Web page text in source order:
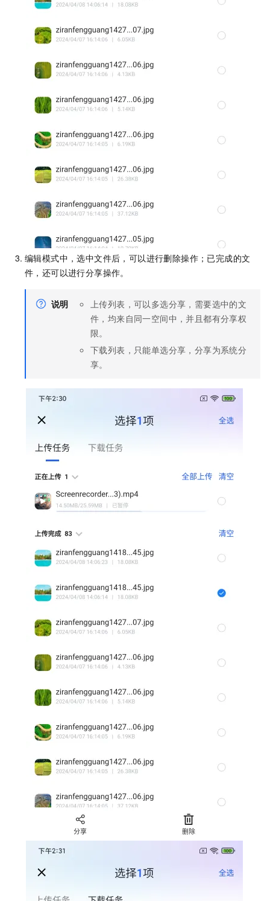
编辑模式中，选中文件后，可以进行删除操作；已完成的文
件，还可以进行分享操作。
说明
上传列表，可以多选分享，需要选中的文
件，均来自同一空间中，并且都有分享权
限。
下载列表，只能单选分享，分享为系统分
享。